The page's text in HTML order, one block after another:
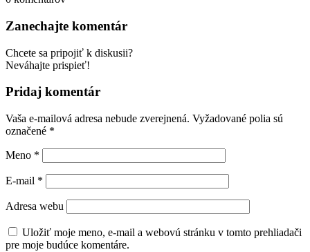
Zanechajte komentár
Chcete sa pripojiť k diskusii?
Neváhajte prispieť!
Pridaj komentár
Vaša e-mailová adresa nebude zverejnená. Vyžadované polia sú
označené *
Meno *
E-mail *
Adresa webu
Uložiť moje meno, e-mail a webovú stránku v tomto prehliadači
pre moje budúce komentáre.